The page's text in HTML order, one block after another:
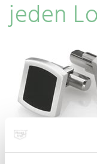
jeden
Sicherer Halt:
Keramikeinlage.